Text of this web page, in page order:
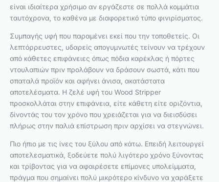
είναι ιδιαίτερα χρήσιμο αν εργάζεστε σε πολλά κομμάτια
ταυτόχρονα, το καθένα με διαφορετικό τύπο φινιρίσματος.
Συμπαγής υφή που παραμένει εκεί που την τοποθετείς. Οι
λεπτόρρευστες, υδαρείς απογυμνωτές τείνουν να τρέχουν
από κάθετες επιφάνειες όπως πόδια καρέκλας ή πόρτες
ντουλαπιών πριν προλάβουν να δράσουν σωστά, κάτι που
σπαταλά προϊόν και αφήνει άνισα, ακατάστατα
αποτελέσματα. Η ζελέ υφή του Wood Stripper
προσκολλάται στην επιφάνεια, είτε κάθετη είτε οριζόντια,
δίνοντάς του τον χρόνο που χρειάζεται για να διεισδύσει
πλήρως στην παλιά επίστρωση πριν αρχίσει να στεγνώνει.
Πιο ήπιο με τις ίνες του ξύλου από κάτω. Επειδή λειτουργεί
αποτελεσματικά, ξοδεύετε πολύ λιγότερο χρόνο ξύνοντας
και τρίβοντας για να αφαιρέσετε επίμονες υπολείμματα,
πράγμα που σημαίνει πολύ μικρότερο κίνδυνο να χαράξετε